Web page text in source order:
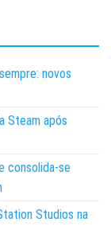
novos
Steam após
consolida-se
Studios na